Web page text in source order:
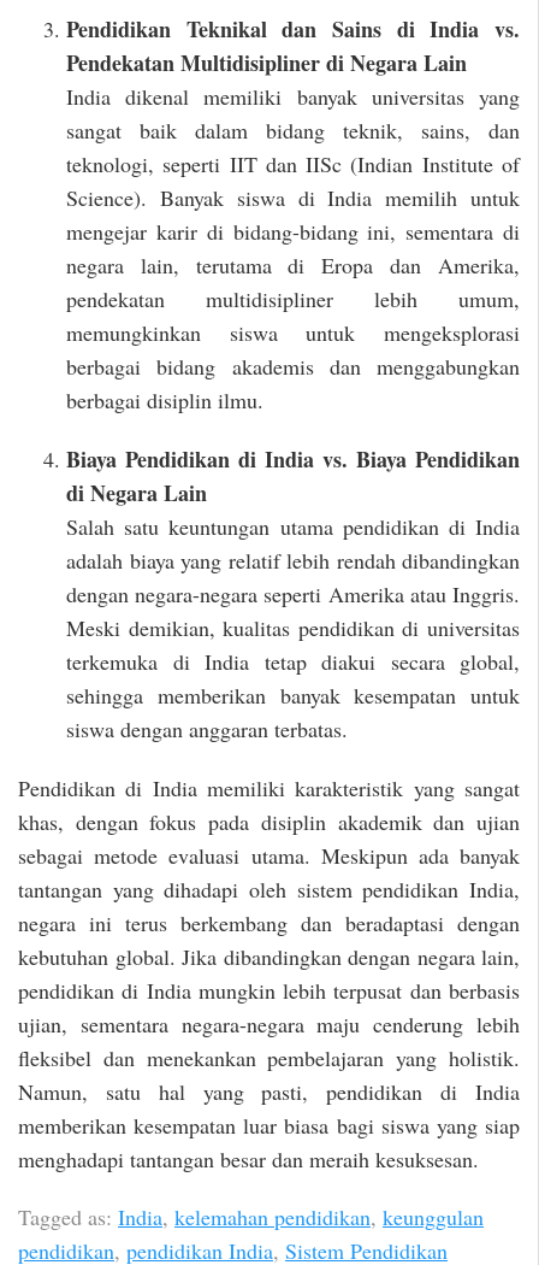
Pendidikan Teknikal dan Sains di India vs.
Pendekatan Multidisipliner di Negara Lain
India dikenal memiliki banyak universitas yang
sangat baik dalam bidang teknik, sains, dan
teknologi, seperti IIT dan IISc (Indian Institute of
Science). Banyak siswa di India memilih untuk
mengejar karir di bidang-bidang ini, sementara di
negara lain, terutama di Eropa dan Amerika,
pendekatan multidisipliner lebih umum,
memungkinkan siswa untuk mengeksplorasi
berbagai bidang akademis dan menggabungkan
berbagai disiplin ilmu.
Biaya Pendidikan di India vs. Biaya Pendidikan
di Negara Lain
Salah satu keuntungan utama pendidikan di India
adalah biaya yang relatif lebih rendah dibandingkan
dengan negara-negara seperti Amerika atau Inggris.
Meski demikian, kualitas pendidikan di universitas
terkemuka di India tetap diakui secara global,
sehingga memberikan banyak kesempatan untuk
siswa dengan anggaran terbatas.
Pendidikan di India memiliki karakteristik yang sangat
khas, dengan fokus pada disiplin akademik dan ujian
sebagai metode evaluasi utama. Meskipun ada banyak
tantangan yang dihadapi oleh sistem pendidikan India,
negara ini terus berkembang dan beradaptasi dengan
kebutuhan global. Jika dibandingkan dengan negara lain,
pendidikan di India mungkin lebih terpusat dan berbasis
ujian, sementara negara-negara maju cenderung lebih
fleksibel dan menekankan pembelajaran yang holistik.
Namun, satu hal yang pasti, pendidikan di India
memberikan kesempatan luar biasa bagi siswa yang siap
menghadapi tantangan besar dan meraih kesuksesan.
Tagged as: India, kelemahan pendidikan, keunggulan
pendidikan, pendidikan India, Sistem Pendidikan